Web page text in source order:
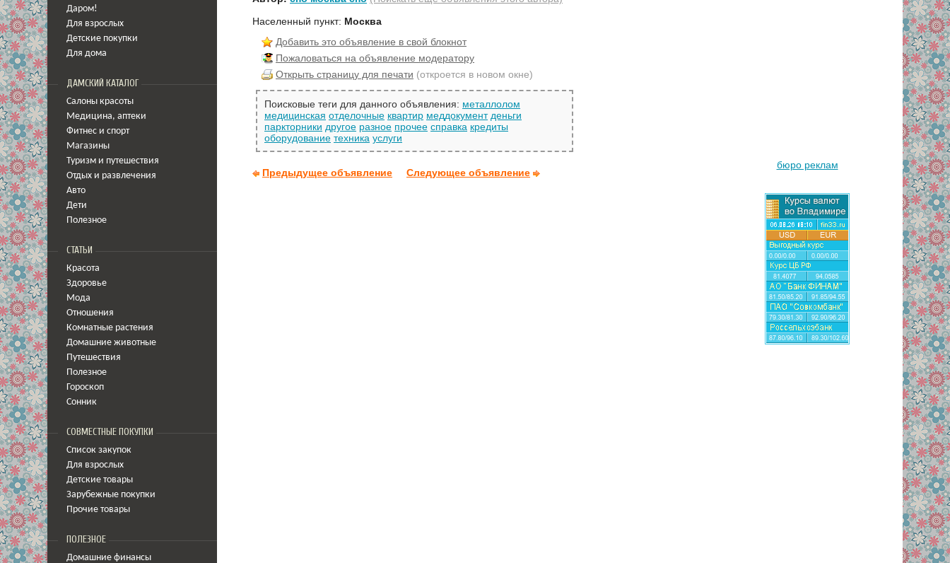
Даром!
Для взрослых
Детские покупки
Для дома
ДАМСКИЙ КАТАЛОГ
Салоны красоты
Медицина, аптеки
Фитнес и спорт
Магазины
Туризм и путешествия
Отдых и развлечения
Авто
Дети
Полезное
СТАТЬИ
Красота
Здоровье
Мода
Отношения
Комнатные растения
Домашние животные
Путешествия
Полезное
Гороскоп
Сонник
СОВМЕСТНЫЕ ПОКУПКИ
Список закупок
Для взрослых
Детские товары
Зарубежные покупки
Прочие товары
ПОЛЕЗНОЕ
Домашние финансы
Населенный пункт: Москва
Добавить это объявление в свой блокнот
Пожаловаться на объявление модератору
Открыть страницу для печати (откроется в новом окне)
Поисковые теги для данного объявления: металлолом
медицинская отделочные квартир меддокумент деньги
паркторники другое разное прочее справка кредиты
оборудование техника услуги
Предыдущее объявление Следующее объявление
бюро реклам